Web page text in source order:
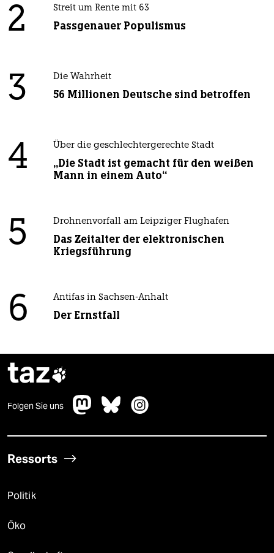
2 Streit um Rente mit 63
Passgenauer Populismus
3 Die Wahrheit
56 Millionen Deutsche sind betroffen
4 Über die geschlechtergerechte Stadt
„Die Stadt ist gemacht für den weißen
Mann in einem Auto“
5 Drohnenvorfall am Leipziger Flughafen
Das Zeitalter der elektronischen
Kriegsführung
6 Antifas in Sachsen-Anhalt
Der Ernstfall
taz
Folgen Sie uns
Ressorts
Politik
Öko